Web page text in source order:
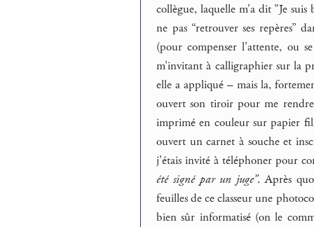
collègue, laquelle m’a dit "Je
ne pas “retrouver ses repères”
(pour compenser l’attente, ou
m’invitant à calligraphier sur la
elle a appliqué – mais la,
ouvert son tiroir pour me
imprimé en couleur sur papier
ouvert un carnet à souche et
j’étais invité à téléphoner pour
été signé par un juge”. Après
feuilles de ce classeur une
bien sûr informatisé (on le